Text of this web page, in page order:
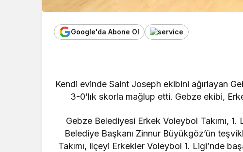
Google'da Abone Ol
Kendi evinde Saint Joseph ekibini ağırlayan
3-0’lık skorla mağlup etti. Gebze ekibi,
Gebze Belediyesi Erkek Voleybol Takımı,
Belediye Başkanı Zinnur Büyükgöz’ün
Takımı, ilçeyi Erkekler Voleybol 1. Ligi’nde